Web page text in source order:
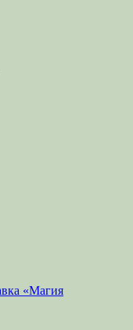
«Магия